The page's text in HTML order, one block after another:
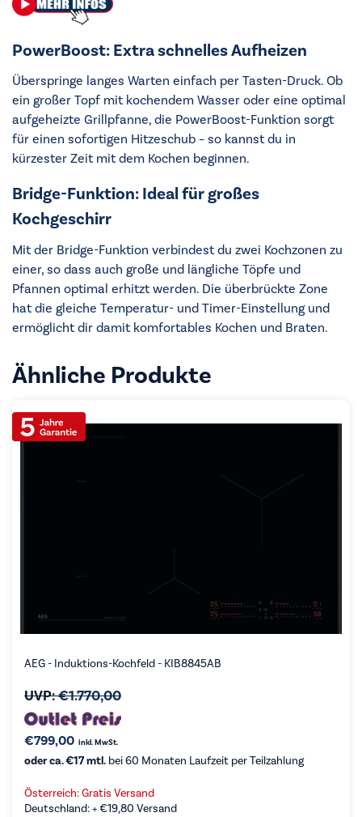
PowerBoost: Extra schnelles Aufheizen
Überspringe langes Warten einfach per Tasten-Druck. Ob
ein großer Topf mit kochendem Wasser oder eine optimal
aufgeheizte Grillpfanne, die PowerBoost-Funktion sorgt
für einen sofortigen Hitzeschub – so kannst du in
kürzester Zeit mit dem Kochen beginnen.
Bridge-Funktion: Ideal für großes
Kochgeschirr
Mit der Bridge-Funktion verbindest du zwei Kochzonen zu
einer, so dass auch große und längliche Töpfe und
Pfannen optimal erhitzt werden. Die überbrückte Zone
hat die gleiche Temperatur- und Timer-Einstellung und
ermöglicht dir damit komfortables Kochen und Braten.
Ähnliche Produkte
AEG - Induktions-Kochfeld - KIB8845AB
UVP:€1.770,00
€799,00 inkl. MwSt.
oder ca. €17 mtl. bei 60 Monaten Laufzeit per Teilzahlung
Österreich: Gratis Versand
Deutschland: +€19,80 Versand